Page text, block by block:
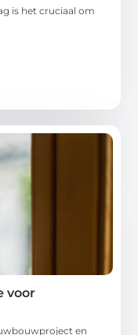
is het cruciaal om
voor
en